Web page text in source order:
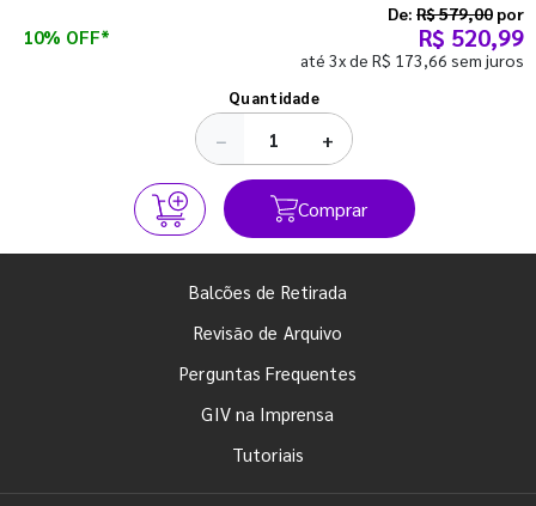
10% OFF*
De: R$ 579,00 por
R$ 520,99
até 3x de R$ 173,66 sem juros
Quantidade
− +
Comprar
Balcões de Retirada
Revisão de Arquivo
Perguntas Frequentes
GIV na Imprensa
Tutoriais